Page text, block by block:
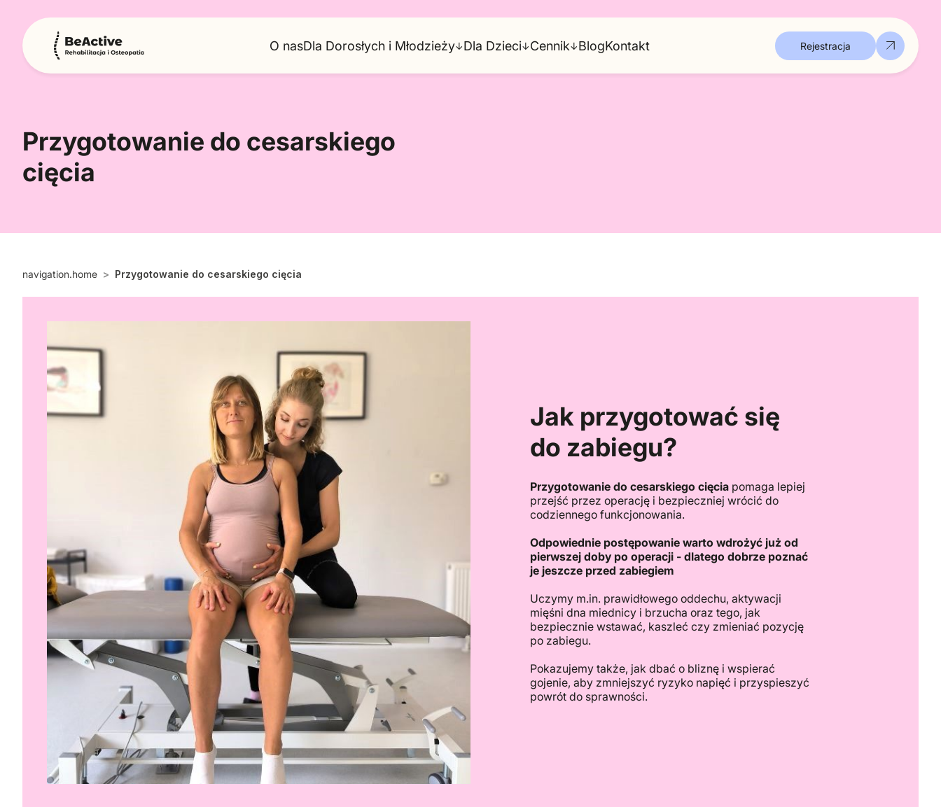
O nasDla Dorosłych i Młodzieży↓Dla Dzieci↓Cennik↓BlogKontakt Rejestracja
Przygotowanie do cesarskiego
cięcia
navigation.home Przygotowanie do cesarskiego cięcia
Jak przygotować się
do zabiegu?
Przygotowanie do cesarskiego cięcia pomaga lepiej
przejść przez operację i bezpieczniej wrócić do
codziennego funkcjonowania.
Odpowiednie postępowanie warto wdrożyć już od
pierwszej doby po operacji - dlatego dobrze poznać
je jeszcze przed zabiegiem
Uczymy m.in. prawidłowego oddechu, aktywacji
mięśni dna miednicy i brzucha oraz tego, jak
bezpiecznie wstawać, kaszleć czy zmieniać pozycję
po zabiegu.
Pokazujemy także, jak dbać o bliznę i wspierać
gojenie, aby zmniejszyć ryzyko napięć i przyspieszyć
powrót do sprawności.